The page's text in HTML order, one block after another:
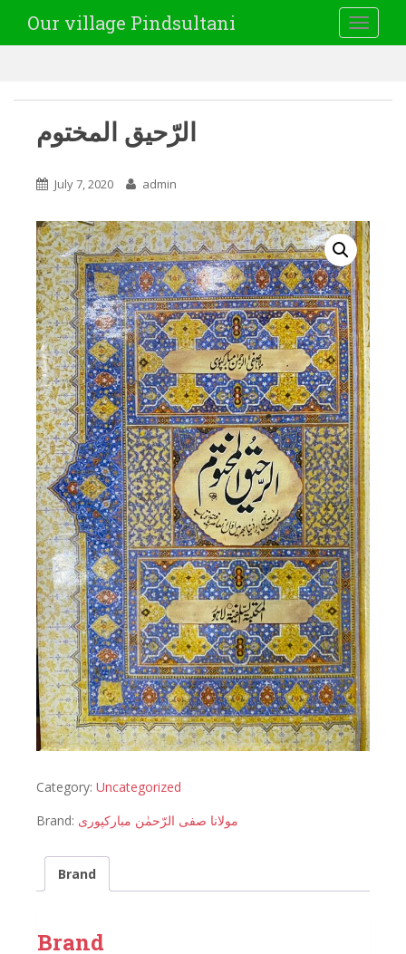
Our village Pindsultani
الرّحیق المختوم
July 7, 2020 admin
Category: Uncategorized
Brand: مولانا صفی الرّحمٰن مبارکپوری
Brand
Brand